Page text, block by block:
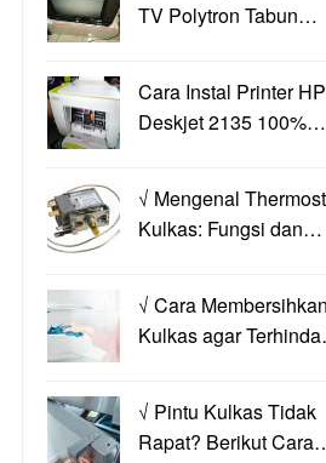
TV Polytron Tabun…
Cara Instal Printer HP
Deskjet 2135 100%…
√ Mengenal
Kulkas: Fungsi dan…
√ Cara Membersihkan
Kulkas agar
√ Pintu Kulkas Tidak
Rapat? Berikut